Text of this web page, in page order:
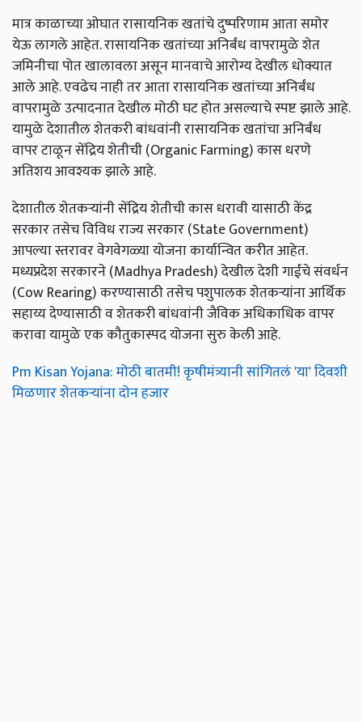
मात्र काळाच्या ओघात रासायनिक खतांचे दुष्परिणाम आता समोर
येऊ लागले आहेत. रासायनिक खतांच्या अनिर्बंध वापरामुळे शेत
जमिनीचा पोत खालावला असून मानवाचे आरोग्य देखील धोक्यात
आले आहे. एवढेच नाही तर आता रासायनिक खतांच्या अनिर्बंध
वापरामुळे उत्पादनात देखील मोठी घट होत असल्याचे स्पष्ट झाले आहे.
यामुळे देशातील शेतकरी बांधवांनी रासायनिक खतांचा अनिर्बंध
वापर टाळून सेंद्रिय शेतीची (Organic Farming) कास धरणे
अतिशय आवश्यक झाले आहे.
देशातील शेतकऱ्यांनी सेंद्रिय शेतीची कास धरावी यासाठी केंद्र
सरकार तसेच विविध राज्य सरकार (State Government)
आपल्या स्तरावर वेगवेगळ्या योजना कार्यान्वित करीत आहेत.
मध्यप्रदेश सरकारने (Madhya Pradesh) देखील देशी गाईंचे संवर्धन
(Cow Rearing) करण्यासाठी तसेच पशुपालक शेतकऱ्यांना आर्थिक
सहाय्य देण्यासाठी व शेतकरी बांधवांनी जैविक अधिकाधिक वापर
करावा यामुळे एक कौतुकास्पद योजना सुरु केली आहे.
Pm Kisan Yojana: मोठी बातमी! कृषीमंत्र्यानी सांगितलं 'या' दिवशी
मिळणार शेतकऱ्यांना दोन हजार